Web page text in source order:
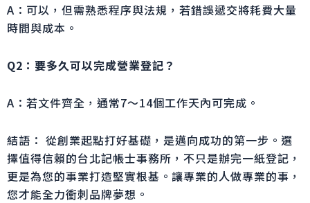
A：可以，但需熟悉程序與法規，若錯誤遞交將耗費大量
時間與成本。
Q2： 要多久可以完成營業登記？
A：若文件齊全，通常7～14個工作天內可完成。
結語： 從創業起點打好基礎，是邁向成功的第一步。選
擇值得信賴的台北記帳士事務所，不只是辦完一紙登記，
更是為您的事業打造堅實根基。讓專業的人做專業的事，
您才能全力衝刺品牌夢想。